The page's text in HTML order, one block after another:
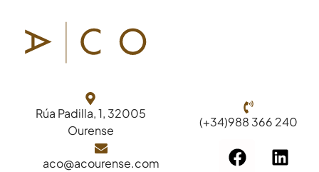
Rúa Padilla, 1, 32005
Ourense
(+34)988 366 240
aco@acourense.com